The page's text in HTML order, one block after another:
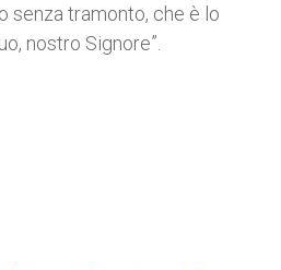
senza tramonto, che è lo
nostro Signore”.